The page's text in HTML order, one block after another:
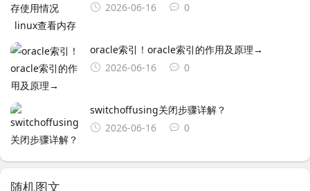
2026-06-16
0
oracle索引！oracle索引的作用及原理→
2026-06-16
0
switchoffusing关闭步骤详解？
2026-06-16
0
随机图文